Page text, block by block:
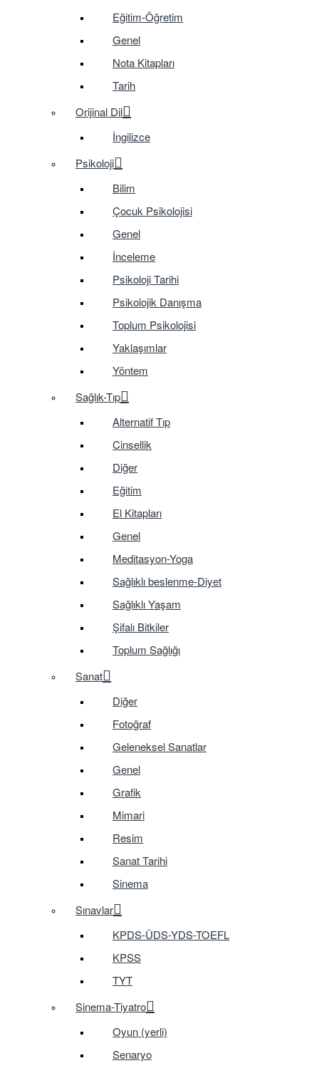
Eğitim-Öğretim
Genel
Nota Kitapları
Tarih
Orijinal Dil
İngilizce
Psikoloji
Bilim
Çocuk Psikolojisi
Genel
İnceleme
Psikoloji Tarihi
Psikolojik Danışma
Toplum Psikolojisi
Yaklaşımlar
Yöntem
Sağlık-Tıp
Alternatif Tıp
Cinsellik
Diğer
Eğitim
El Kitapları
Genel
Meditasyon-Yoga
Sağlıklı beslenme-Diyet
Sağlıklı Yaşam
Şifalı Bitkiler
Toplum Sağlığı
Sanat
Diğer
Fotoğraf
Geleneksel Sanatlar
Genel
Grafik
Mimari
Resim
Sanat Tarihi
Sinema
Sınavlar
KPDS-ÜDS-YDS-TOEFL
KPSS
TYT
Sinema-Tiyatro
Oyun (yerli)
Senaryo